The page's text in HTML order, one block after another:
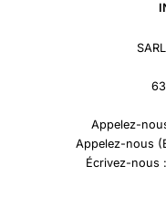
Appelez-
Appelez-nous
Écrivez-nous